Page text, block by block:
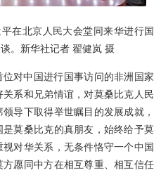
在北京人民大会堂同来华进行国
。新华社记者 翟健岚 摄
对中国进行国事访问的非洲国家
系和兄弟情谊，对莫桑比克人民
导下取得举世瞩目的发展成就，
莫桑比克的真朋友，始终给予莫
对华关系，无条件恪守一个中国
愿同中方在相互尊重、相互信任